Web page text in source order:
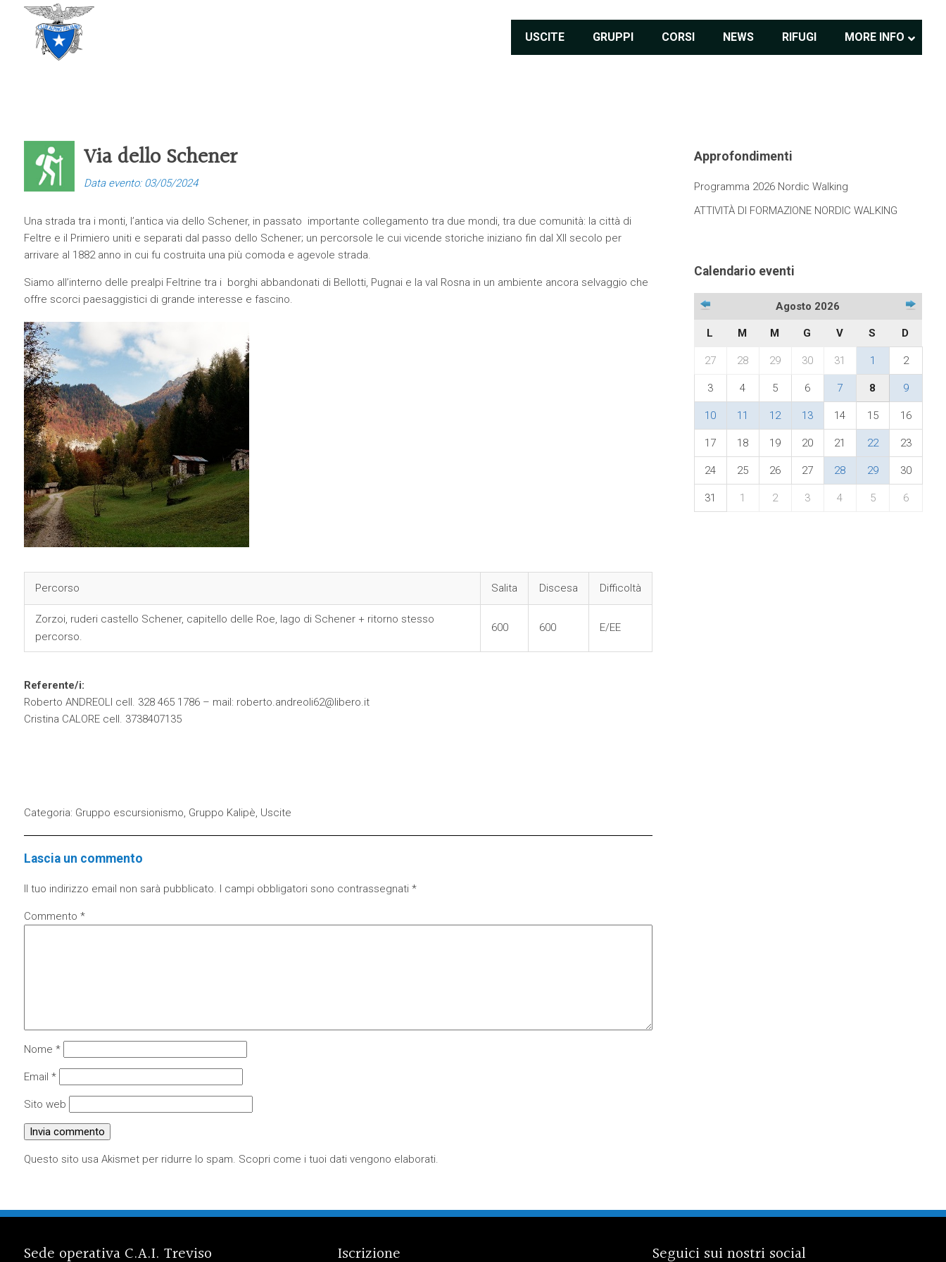
USCITE GRUPPI CORSI NEWS RIFUGI MORE INFO
Via dello Schener
Data evento: 03/05/2024
Una strada tra i monti, l’antica via dello Schener, in passato importante collegamento tra due mondi, tra due comunità: la città di
Feltre e il Primiero uniti e separati dal passo dello Schener; un percorsole le cui vicende storiche iniziano fin dal XII secolo per
arrivare al 1882 anno in cui fu costruita una più comoda e agevole strada.
Siamo all’interno delle prealpi Feltrine tra i borghi abbandonati di Bellotti, Pugnai e la val Rosna in un ambiente ancora selvaggio che
offre scorci paesaggistici di grande interesse e fascino.
Percorso Salita Discesa Difficoltà
Zorzoi, ruderi castello Schener, capitello delle Roe, lago di Schener + ritorno stesso
percorso.
600 600 E/EE
Referente/i:
Roberto ANDREOLI cell. 328 465 1786 – mail: roberto.andreoli62@libero.it
Cristina CALORE cell. 3738407135
Categoria: Gruppo escursionismo, Gruppo Kalipè, Uscite
Lascia un commento
Il tuo indirizzo email non sarà pubblicato. I campi obbligatori sono contrassegnati *
Commento *
Nome *
Email *
Sito web
Questo sito usa Akismet per ridurre lo spam. Scopri come i tuoi dati vengono elaborati.
Approfondimenti
Programma 2026 Nordic Walking
ATTIVITÀ DI FORMAZIONE NORDIC WALKING
Calendario eventi
Agosto 2026
L M M G V S D
27 28 29 30 31 1 2
3 4 5 6 7 8 9
10 11 12 13 14 15 16
17 18 19 20 21 22 23
24 25 26 27 28 29 30
31 1 2 3 4 5 6
Sede operativa C.A.I. Treviso Iscrizione Seguici sui nostri social